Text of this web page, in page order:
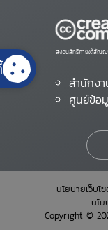
สงวนสิทธิ์ภายใต้สัญ
สำนักง
ศูนย์ข้อ
นโยบายเว็บไ
นโ
Copyright ©